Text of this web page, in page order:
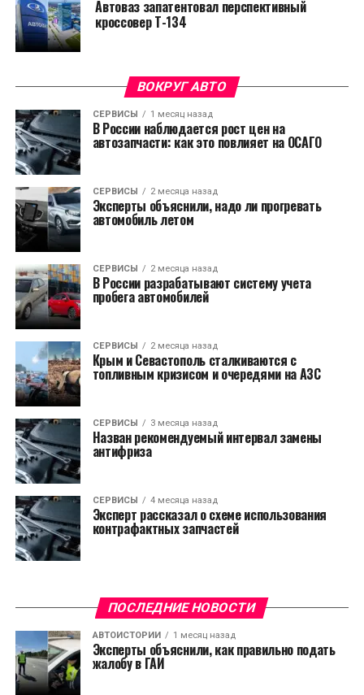
Автоваз запатентовал перспективный
кроссовер Т-134
ВОКРУГ АВТО
СЕРВИСЫ 1 месяц назад
В России наблюдается рост цен на
автозапчасти: как это повлияет на ОСАГО
СЕРВИСЫ 2 месяца назад
Эксперты объяснили, надо ли прогревать
автомобиль летом
СЕРВИСЫ 2 месяца назад
В России разрабатывают систему учета
пробега автомобилей
СЕРВИСЫ 2 месяца назад
Крым и Севастополь сталкиваются с
топливным кризисом и очередями на АЗС
СЕРВИСЫ 3 месяца назад
Назван рекомендуемый интервал замены
антифриза
СЕРВИСЫ 4 месяца назад
Эксперт рассказал о схеме использования
контрафактных запчастей
ПОСЛЕДНИЕ НОВОСТИ
АВТОИСТОРИИ 1 месяц назад
Эксперты объяснили, как правильно подать
жалобу в ГАИ